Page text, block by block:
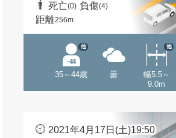
死亡(0) 負傷(4)
距離256m
35～44歳
他
曇
幅5.5～
9.0m
他
2021年4月17日(土)19:50